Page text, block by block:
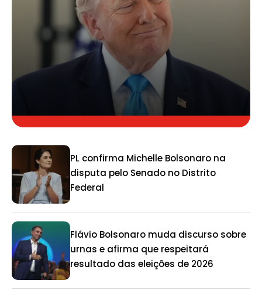
PL confirma Michelle Bolsonaro na
disputa pelo Senado no Distrito
Federal
Flávio Bolsonaro muda discurso sobre
urnas e afirma que respeitará
resultado das eleições de 2026